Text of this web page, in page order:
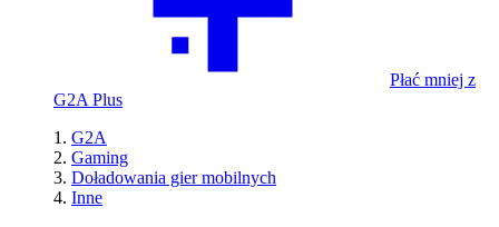
Płać mniej z
G2A Plus
G2A
Gaming
Doładowania gier mobilnych
Inne